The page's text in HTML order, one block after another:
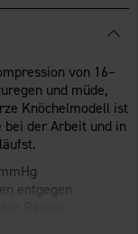
von 16–
und müde,
Knöchelmodell ist
der Arbeit und in
entgegen